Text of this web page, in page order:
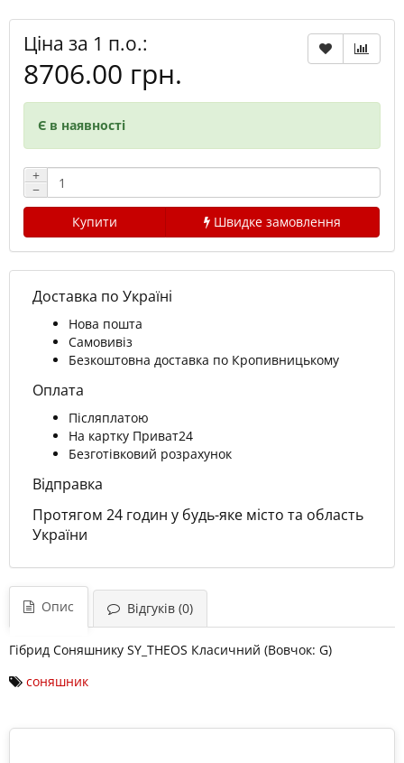
Ціна за 1 п.о.:
8706.00 грн.
Є в наявності
+
−
Купити
Швидке замовлення
Доставка по Україні
Нова пошта
Самовивіз
Безкоштовна доставка по Кропивницькому
Оплата
Післяплатою
На картку Приват24
Безготівковий розрахунок
Відправка
Протягом 24 годин у будь-яке місто та область
України
Опис Відгуків (0)
Гібрид Соняшнику SY_THEOS Класичний (Вовчок: G)
соняшник